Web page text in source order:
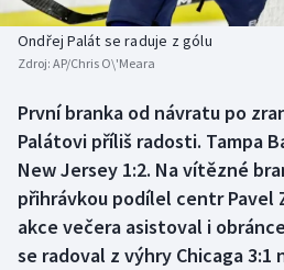
Biatlon
Box
Curling
Dostihy
Aplikace ČT sport
Ondřej Palát se raduje z gólu
Zdroj: AP/Chris O\'Meara
První branka od návratu po
Palátovi příliš radosti. Tampa
New Jersey 1:2. Na vítězné
přihrávkou podílel centr Pavel
akce večera asistoval i
se radoval z výhry Chicaga 3:1